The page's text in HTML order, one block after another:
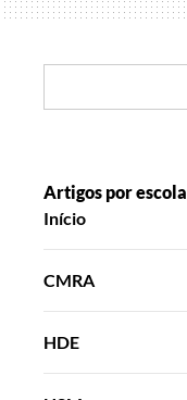
Artigos por escola
Início
CMRA
HDE